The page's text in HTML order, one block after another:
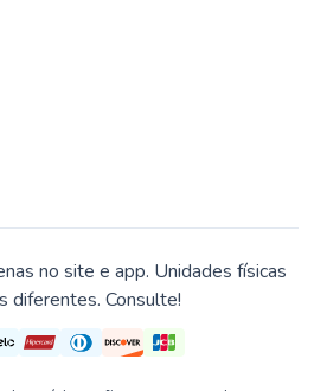
no site e app. Unidades físicas
diferentes. Consulte!